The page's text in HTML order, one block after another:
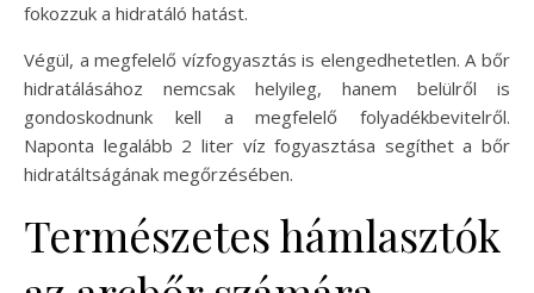
fokozzuk a hidratáló hatást.
Végül, a megfelelő vízfogyasztás is elengedhetetlen. A bőr
hidratálásához nemcsak helyileg, hanem belülről is
gondoskodnunk kell a megfelelő folyadékbevitelről.
Naponta legalább 2 liter víz fogyasztása segíthet a bőr
hidratáltságának megőrzésében.
Természetes hámlasztók